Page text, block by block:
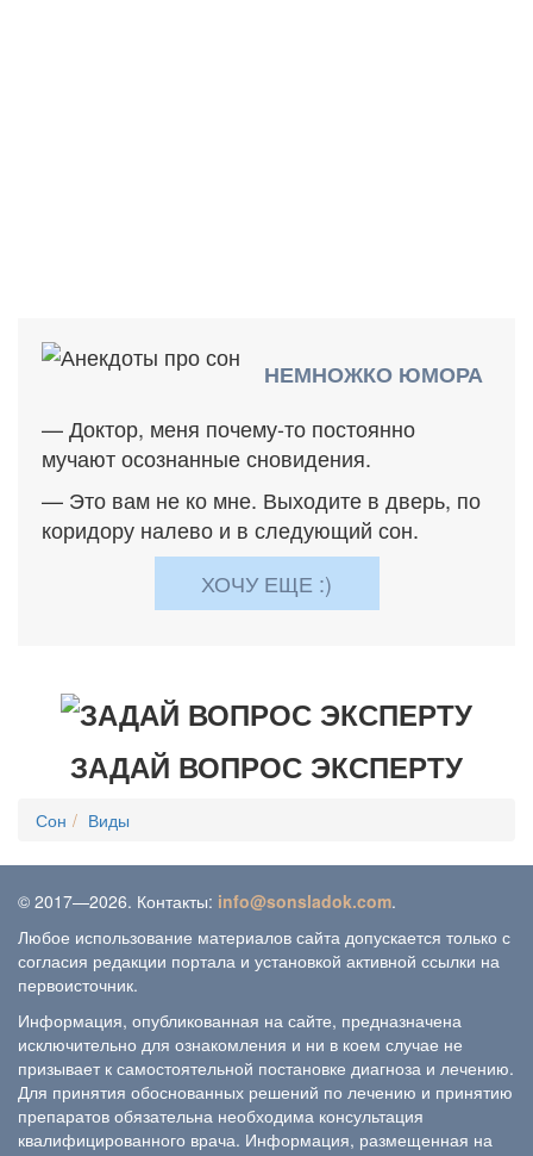
НЕМНОЖКО ЮМОРА
— Доктор, меня почему-то постоянно
мучают осознанные сновидения.
— Это вам не ко мне. Выходите в дверь, по
коридору налево и в следующий сон.
ХОЧУ ЕЩЕ :)
ЗАДАЙ ВОПРОС ЭКСПЕРТУ
Сон Виды
© 2017—2026. Контакты: info@sonsladok.com.
Любое использование материалов сайта допускается только с
согласия редакции портала и установкой активной ссылки на
первоисточник.
Информация, опубликованная на сайте, предназначена
исключительно для ознакомления и ни в коем случае не
призывает к самостоятельной постановке диагноза и лечению.
Для принятия обоснованных решений по лечению и принятию
препаратов обязательна необходима консультация
квалифицированного врача. Информация, размещенная на